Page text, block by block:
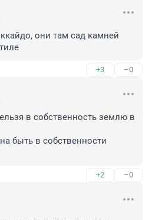
они там сад камней
+3 –0
в собственность землю в
быть в собственности
+2 –0